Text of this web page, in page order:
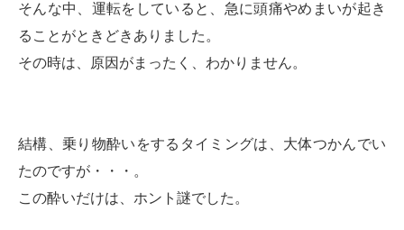
そんな中、運転をしていると、急に頭痛やめまいが起き
ることがときどきありました。
その時は、原因がまったく、わかりません。
結構、乗り物酔いをするタイミングは、大体つかんでい
たのですが・・・。
この酔いだけは、ホント謎でした。